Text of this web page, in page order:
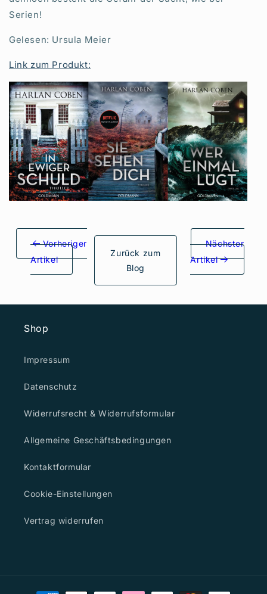
Serien!
Gelesen: Ursula Meier
Link zum Produkt:
Vorheriger
Artikel
Zurück zum
Blog
Nächster
Artikel
Shop
Impressum
Datenschutz
Widerrufsrecht & Widerrufsformular
Allgemeine Geschäftsbedingungen
Kontaktformular
Cookie-Einstellungen
Vertrag widerrufen